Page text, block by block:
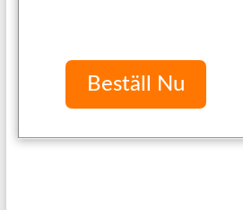
Beställ Nu